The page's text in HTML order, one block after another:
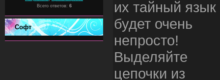
Всего ответов: 6
Софт
их тайный язык
будет очень
непросто!
Выделяйте
цепочки из